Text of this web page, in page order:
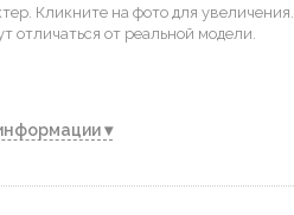
Кликните на фото для увеличения.
отличаться от реальной модели.
▾